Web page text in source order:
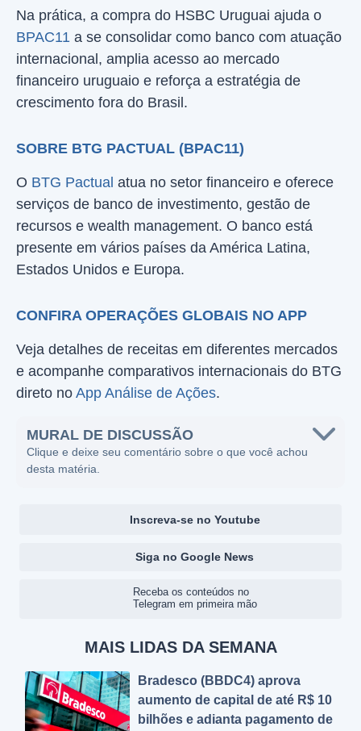
Na prática, a compra do HSBC Uruguai ajuda o
BPAC11 a se consolidar como banco com atuação
internacional, amplia acesso ao mercado
financeiro uruguaio e reforça a estratégia de
crescimento fora do Brasil.
SOBRE BTG PACTUAL (BPAC11)
O BTG Pactual atua no setor financeiro e oferece
serviços de banco de investimento, gestão de
recursos e wealth management. O banco está
presente em vários países da América Latina,
Estados Unidos e Europa.
CONFIRA OPERAÇÕES GLOBAIS NO APP
Veja detalhes de receitas em diferentes mercados
e acompanhe comparativos internacionais do BTG
direto no App Análise de Ações.
MURAL DE DISCUSSÃO
Clique e deixe seu comentário sobre o que você achou
desta matéria.
Inscreva-se no Youtube
Siga no Google News
Receba os conteúdos no
Telegram em primeira mão
MAIS LIDAS DA SEMANA
Bradesco (BBDC4) aprova
aumento de capital de até R$ 10
bilhões e adianta pagamento de